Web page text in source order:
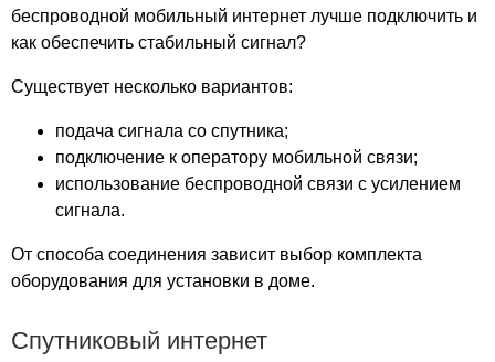
Президент Плаза
Принц плаза
ПрофТехСервис
Пруды
Пушкино
Радужный
Райкин Плаза
Рапира
беспроводной мобильный интернет лучше подключить и
как обеспечить стабильный сигнал?
Существует несколько вариантов:
подача сигнала со спутника;
подключение к оператору мобильной связи;
использование беспроводной связи с усилением
сигнала.
От способа соединения зависит выбор комплекта
оборудования для установки в доме.
Спутниковый интернет